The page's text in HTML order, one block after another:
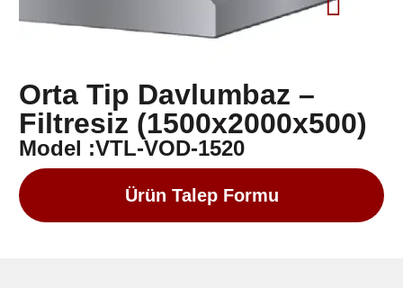
Orta Tip Davlumbaz –
Filtresiz (1500x2000x500)
Model :VTL-VOD-1520
Ürün Talep Formu